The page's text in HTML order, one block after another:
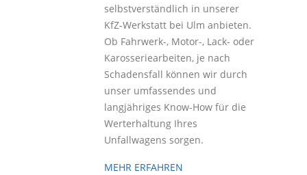
selbstverständlich in unserer
KfZ-Werkstatt bei Ulm anbieten.
Ob Fahrwerk-, Motor-, Lack- oder
Karosseriearbeiten, je nach
Schadensfall können wir durch
unser umfassendes und
langjähriges Know-How für die
Werterhaltung Ihres
Unfallwagens sorgen.
MEHR ERFAHREN